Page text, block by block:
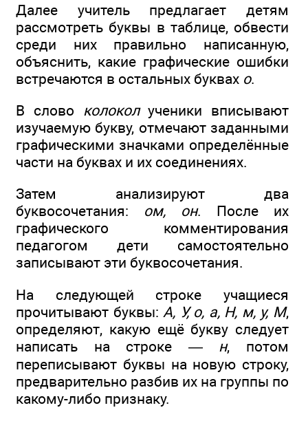
Далее учитель предлагает детям
рассмотреть буквы в таблице, обвести
среди них правильно написанную,
объяснить, какие графические ошибки
встречаются в остальных буквах о.
В слово колоколученики вписывают
изучаемую букву, отмечают заданными
графическими значками определённые
части на буквах и их соединениях.
Затем анализируют два
буквосочетания: ом, он. После их
графического комментирования
педагогом дети самостоятельно
записывают эти буквосочетания.
На следующей строке учащиеся
прочитывают буквы: А, У, о, а, Н, м, у, М,
определяют, какую ещё букву следует
написать на строке — н, потом
переписывают буквы на новую строку,
предварительно разбив их на группы по
какому-либо признаку.